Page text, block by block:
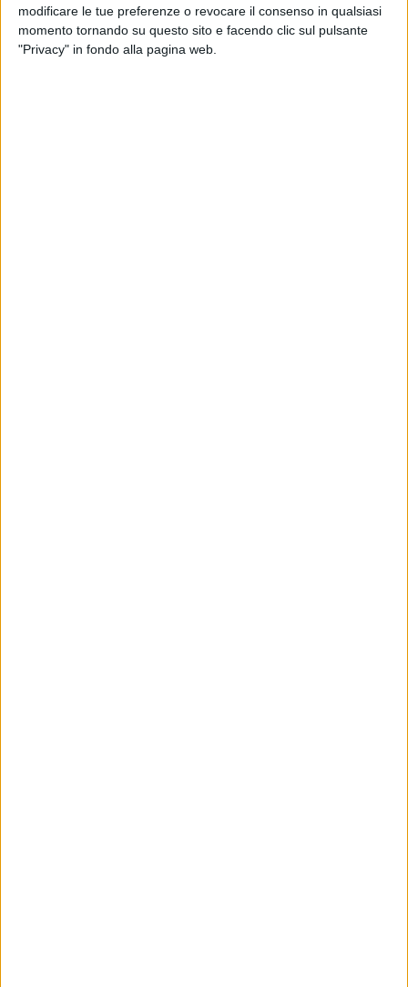
modificare le tue preferenze o revocare il consenso in qualsiasi
momento tornando su questo sito e facendo clic sul pulsante
"Privacy" in fondo alla pagina web.
anni di lanci dai finestrini delle auto in corsa. Questo lo
scenario tratteggiato da Retake Bari allo svincolo della
Statale 100 per Rutigliano-Adelfia-Valenzano.